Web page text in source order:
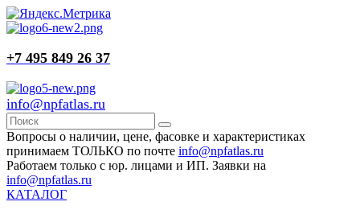
+7 495 849 26 37
info@npfatlas.ru
Вопросы о наличии, цене, фасовке и характеристиках
принимаем ТОЛЬКО по почте info@npfatlas.ru
Работаем только с юр. лицами и ИП. Заявки на
info@npfatlas.ru
КАТАЛОГ